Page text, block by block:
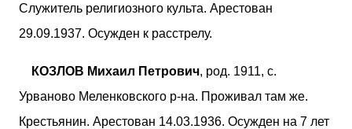
Служитель религиозного культа. Арестован
29.09.1937. Осужден к расстрелу.
КОЗЛОВ Михаил Петрович, род. 1911, с.
Урваново Меленковского р-на. Проживал там же.
Крестьянин. Арестован 14.03.1936. Осужден на 7 лет